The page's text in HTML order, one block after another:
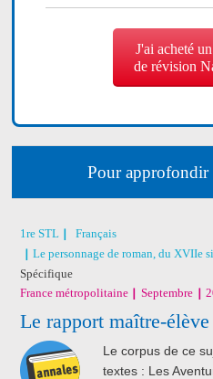
J'ai acheté
de révision
Pour approfondir
1re STL
Français
Le personnage de roman, du XVIIe
Spécifique
France métropolitaine
Septembre
Le rapport maître-
Le corpus de ce
textes : Les